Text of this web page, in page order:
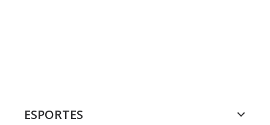
ESPORTES